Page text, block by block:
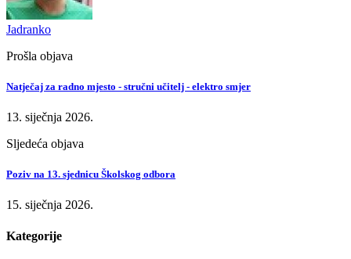
Jadranko
Prošla objava
Natječaj za radno mjesto - stručni učitelj - elektro smjer
13. siječnja 2026.
Sljedeća objava
Poziv na 13. sjednicu Školskog odbora
15. siječnja 2026.
Kategorije